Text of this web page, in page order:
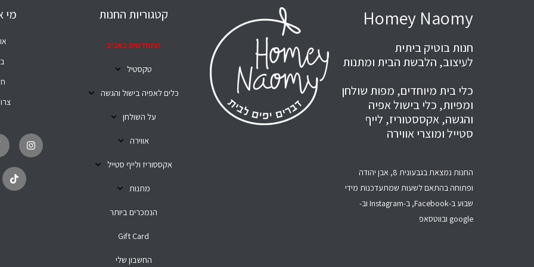
Homey Naomy
חנות בוטיק ביתית
לעיצוב, הלבשת הבית ומתנות
כלי בית מיוחדים, מפות שולחן
ומפיות, כלי בישול אפיה
והגשה, אקססטוריז, לייף
סטייל ומוצרי אווירה
החנות נמצאת בגבעונית 8, אבן יהודה
ופתוחה בהתאם לשעות שמתעדכנות מידי
שבוע ב-Facebook, ב-Instagram וב-
google ובווטסאפ
קטגוריות החנות
מתחדשים באביב
טקסטיל
כלים לאפיה בישול והגשה
על השולחן
אווירה
אקססוריז ולייף סטייל
מתנות
הנמכרים ביותר
Gift Card
החשבון שלי
מי
n
s
t
k